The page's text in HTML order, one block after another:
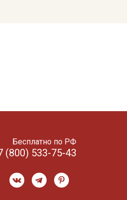
Бесплатно по РФ
(800) 533-75-43